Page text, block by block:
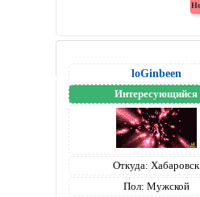
loGinbeen
Интересующийся
Откуда: Хабаровск
Пол: Мужской